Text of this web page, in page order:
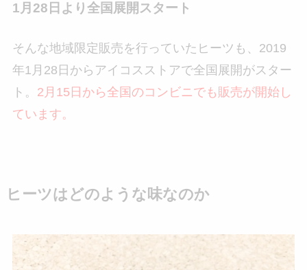
1月28日より全国展開スタート
そんな地域限定販売を行っていたヒーツも、2019
年1月28日からアイコスストアで全国展開がスター
ト。 2月15日から全国のコンビニでも販売が開始し
ています。
ヒーツはどのような味なのか